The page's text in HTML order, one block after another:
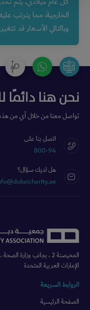
الخارجية، مما يترتب
وبالتالي الأسعار قد تتغير.
نحن هنا
تواصل معنا من خلال أي من هذه
اتصل بنا على
800-94
هل لديك سؤال؟
المحيصنة 2 ، بجانب وزارة
الإمارات العربية المتحدة
الروابط السريعة
الصفحة الرئيسية